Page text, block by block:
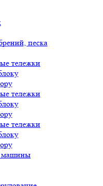
песка
тележки
тележки
тележки
машины